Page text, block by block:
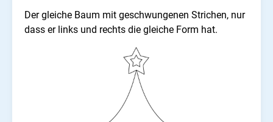
Der gleiche Baum mit geschwungenen Strichen, nur
dass er links und rechts die gleiche Form hat.